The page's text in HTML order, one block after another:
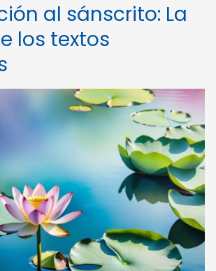
al sánscrito: La
los textos